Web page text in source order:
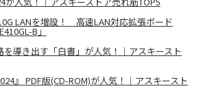
LANを増設！ 高速LAN対応拡張ボード
B」
導き出す「白書」が人気！｜アスキースト
』 PDF版(CD-ROM)が人気！｜アスキースト